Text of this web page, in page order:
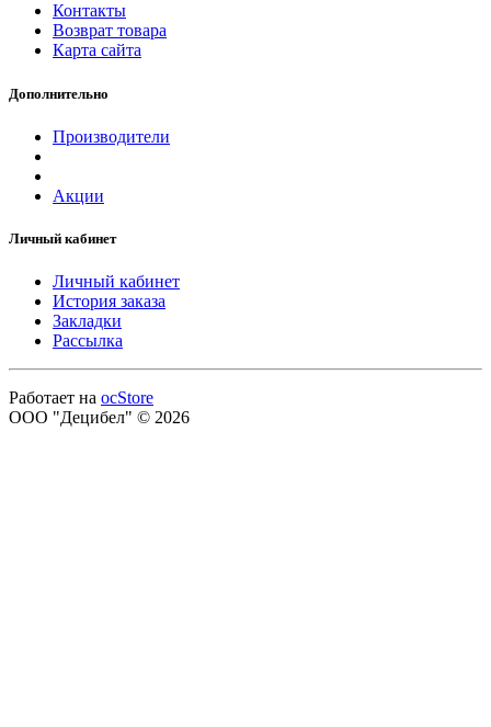
Контакты
Возврат товара
Карта сайта
Дополнительно
Производители
Акции
Личный кабинет
Личный кабинет
История заказа
Закладки
Рассылка
Работает на ocStore
ООО "Децибел" © 2026